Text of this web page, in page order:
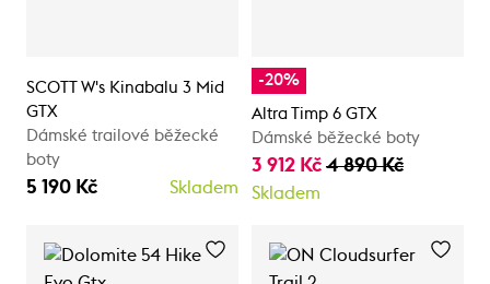
SCOTT W's Kinabalu 3 Mid
GTX
Dámské trailové běžecké
boty
5 190 Kč Skladem
-20%
Altra Timp 6 GTX
Dámské běžecké boty
3 912 Kč 4 890 Kč
Skladem